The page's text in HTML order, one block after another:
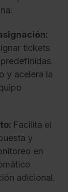
tickets
y acelera la
Facilita el
y
en
adicional.